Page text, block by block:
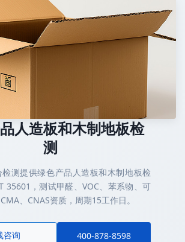
人造板和木制地板检
测
测提供绿色产品人造板和木制地板检
35601，测试甲醛、VOC、苯系物、可
、CNAS资质，周期15工作日。
咨询 400-878-8598